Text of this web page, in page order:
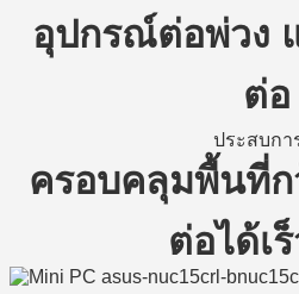
อุปกรณ์ต่อพ่วง
ต่อ
ประสบก
ครอบคลุมพื้นที่ก
ต่อได้เ